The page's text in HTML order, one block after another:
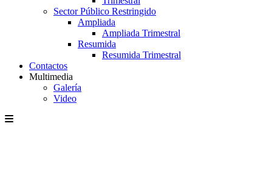
Sector Público Restringido
Ampliada
Ampliada Trimestral
Resumida
Resumida Trimestral
Contactos
Multimedia
Galería
Video